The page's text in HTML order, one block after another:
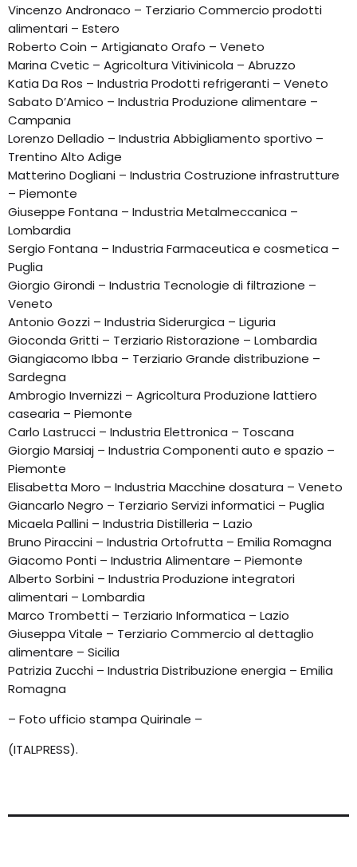
Vincenzo Andronaco – Terziario Commercio prodotti
alimentari – Estero
Roberto Coin – Artigianato Orafo – Veneto
Marina Cvetic – Agricoltura Vitivinicola – Abruzzo
Katia Da Ros – Industria Prodotti refrigeranti – Veneto
Sabato D’Amico – Industria Produzione alimentare –
Campania
Lorenzo Delladio – Industria Abbigliamento sportivo –
Trentino Alto Adige
Matterino Dogliani – Industria Costruzione infrastrutture
– Piemonte
Giuseppe Fontana – Industria Metalmeccanica –
Lombardia
Sergio Fontana – Industria Farmaceutica e cosmetica –
Puglia
Giorgio Girondi – Industria Tecnologie di filtrazione –
Veneto
Antonio Gozzi – Industria Siderurgica – Liguria
Gioconda Gritti – Terziario Ristorazione – Lombardia
Giangiacomo Ibba – Terziario Grande distribuzione –
Sardegna
Ambrogio Invernizzi – Agricoltura Produzione lattiero
casearia – Piemonte
Carlo Lastrucci – Industria Elettronica – Toscana
Giorgio Marsiaj – Industria Componenti auto e spazio –
Piemonte
Elisabetta Moro – Industria Macchine dosatura – Veneto
Giancarlo Negro – Terziario Servizi informatici – Puglia
Micaela Pallini – Industria Distilleria – Lazio
Bruno Piraccini – Industria Ortofrutta – Emilia Romagna
Giacomo Ponti – Industria Alimentare – Piemonte
Alberto Sorbini – Industria Produzione integratori
alimentari – Lombardia
Marco Trombetti – Terziario Informatica – Lazio
Giuseppa Vitale – Terziario Commercio al dettaglio
alimentare – Sicilia
Patrizia Zucchi – Industria Distribuzione energia – Emilia
Romagna
– Foto ufficio stampa Quirinale –
(ITALPRESS).